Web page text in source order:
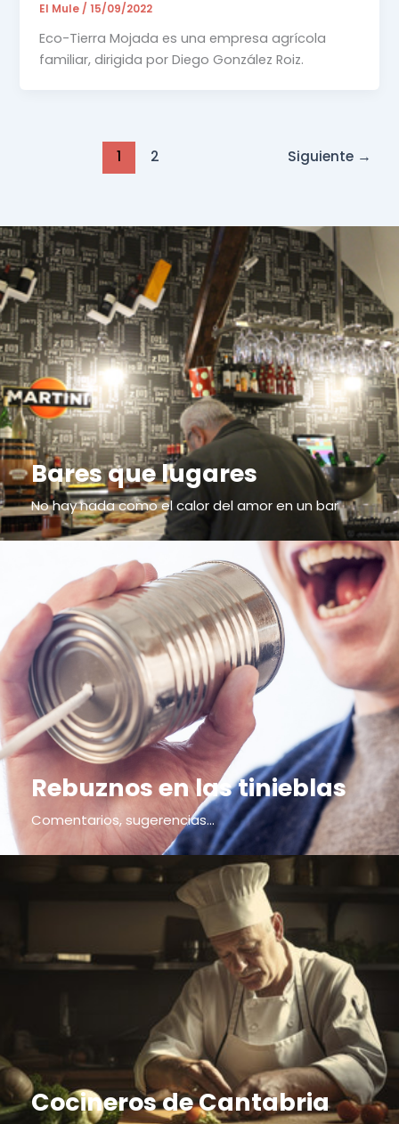
El Mule /15/09/2022
Eco-Tierra Mojada es una empresa agrícola
familiar, dirigida por Diego González Roiz.
1 2 Siguiente →
Bares que lugares
No hay nada como el calor del amor en un bar
Rebuznos en las tinieblas
Comentarios, sugerencias...
Cocineros de Cantabria